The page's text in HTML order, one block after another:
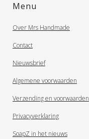
Menu
Over Mrs Handmade
Contact
Nieuwsbrief
Algemene voorwaarden
Verzending en voorwaarden
Privacyverklaring
SoapZ in het nieuws